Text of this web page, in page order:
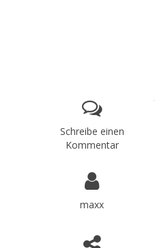
Schreibe einen
Kommentar
maxx